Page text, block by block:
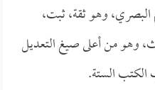
وهو ثقة، ثبت،
وهو من أعلى صيغ التعديل
الستة.